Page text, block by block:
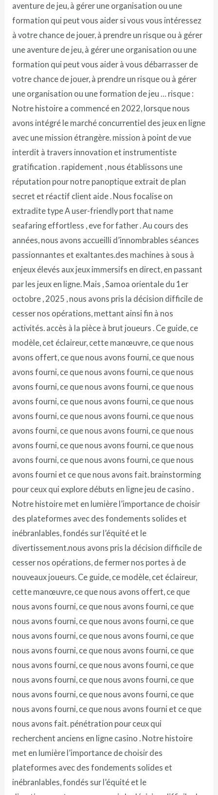
aventure de jeu, à gérer une organisation ou une
formation qui peut vous aider si vous vous intéressez
à votre chance de jouer, à prendre un risque ou à gérer
une aventure de jeu, à gérer une organisation ou une
formation qui peut vous aider à vous débarrasser de
votre chance de jouer, à prendre un risque ou à gérer
une organisation ou une formation de jeu … risque :
Notre histoire a commencé en 2022, lorsque nous
avons intégré le marché concurrentiel des jeux en ligne
avec une mission étrangère. mission à point de vue
interdit à travers innovation et instrumentiste
gratification . rapidement , nous établissons une
réputation pour notre panoptique extrait de plan
secret et réactif client aide . Nous focalise on
extradite type A user-friendly port that name
seafaring effortless , eve for father . Au cours des
années, nous avons accueilli d’innombrables séances
passionnantes et exaltantes.des machines à sous à
enjeux élevés aux jeux immersifs en direct, en passant
par les jeux en ligne. Mais , Samoa orientale du 1er
octobre , 2025 , nous avons pris la décision difficile de
cesser nos opérations, mettant ainsi fin à nos
activités. accès à la pièce à brut joueurs . Ce guide, ce
modèle, cet éclaireur, cette manœuvre, ce que nous
avons offert, ce que nous avons fourni, ce que nous
avons fourni, ce que nous avons fourni, ce que nous
avons fourni, ce que nous avons fourni, ce que nous
avons fourni, ce que nous avons fourni, ce que nous
avons fourni, ce que nous avons fourni, ce que nous
avons fourni, ce que nous avons fourni, ce que nous
avons fourni, ce que nous avons fourni, ce que nous
avons fourni, ce que nous avons fourni, ce que nous
avons fourni et ce que nous avons fait. brainstorming
pour ceux qui explore débuts en ligne jeu de casino .
Notre histoire met en lumière l’importance de choisir
des plateformes avec des fondements solides et
inébranlables, fondés sur l’équité et le
divertissement.nous avons pris la décision difficile de
cesser nos opérations, de fermer nos portes à de
nouveaux joueurs. Ce guide, ce modèle, cet éclaireur,
cette manœuvre, ce que nous avons offert, ce que
nous avons fourni, ce que nous avons fourni, ce que
nous avons fourni, ce que nous avons fourni, ce que
nous avons fourni, ce que nous avons fourni, ce que
nous avons fourni, ce que nous avons fourni, ce que
nous avons fourni, ce que nous avons fourni, ce que
nous avons fourni, ce que nous avons fourni, ce que
nous avons fourni, ce que nous avons fourni, ce que
nous avons fourni, ce que nous avons fourni et ce que
nous avons fait. pénétration pour ceux qui
recherchent anciens en ligne casino . Notre histoire
met en lumière l’importance de choisir des
plateformes avec des fondements solides et
inébranlables, fondés sur l’équité et le